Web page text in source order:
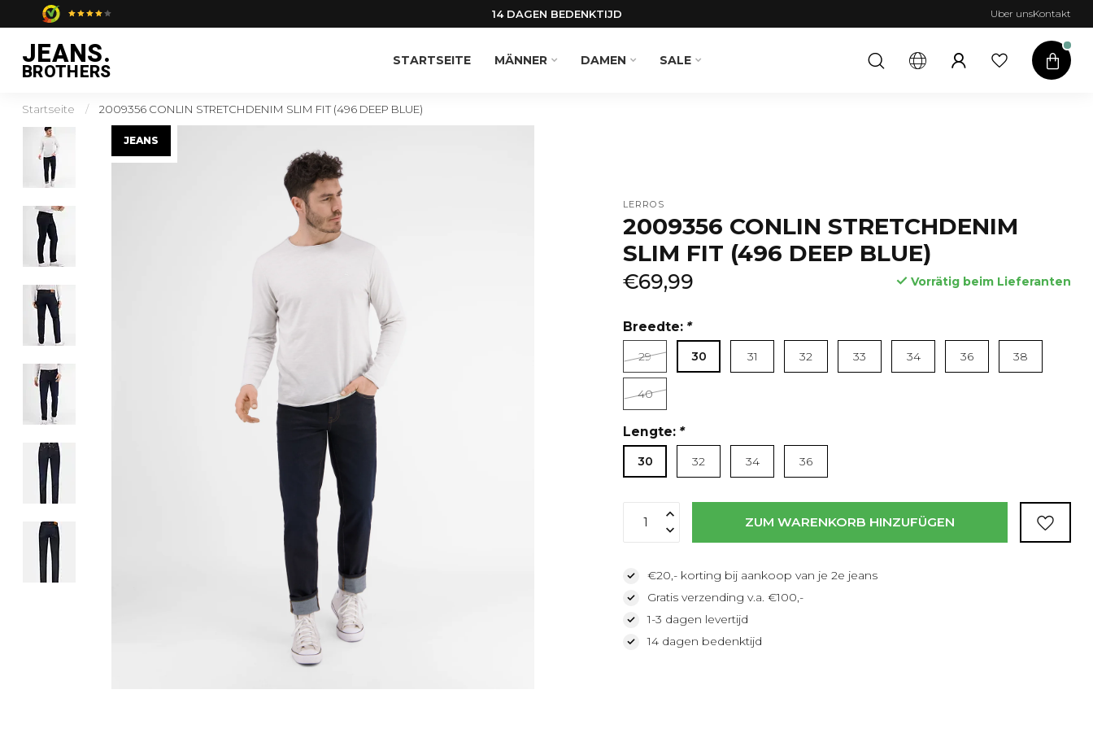
14 DAGEN BEDENKTIJD Uber unsKontakt
JEANS.
BROTHERS STARTSEITE MÄNNER DAMEN SALE
Startseite / 2009356 CONLIN STRETCHDENIM SLIM FIT (496 DEEP BLUE)
JEANS
LERROS
2009356 CONLIN STRETCHDENIM
SLIM FIT (496 DEEP BLUE)
€69,99 Vorrätig beim Lieferanten
Breedte: *
29 30 31 32 33 34 36 38
40
Lengte: *
30 32 34 36
ZUM WARENKORB HINZUFÜGEN
€20,- korting bij aankoop van je 2e jeans
Gratis verzending v.a. €100,-
1-3 dagen levertijd
14 dagen bedenktijd